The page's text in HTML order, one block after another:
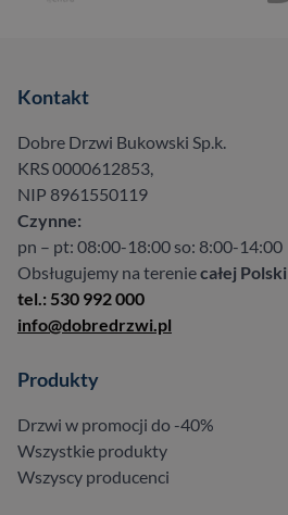
Kontakt
Dobre Drzwi Bukowski Sp.k.
KRS 0000612853,
NIP 8961550119
Czynne:
pn – pt: 08:00-18:00 so: 8:00-14:00
Obsługujemy na tereniecałej Polski
tel.: 530 992 000
info@dobredrzwi.pl
Produkty
Drzwi w promocji do -40%
Wszystkie produkty
Wszyscy producenci